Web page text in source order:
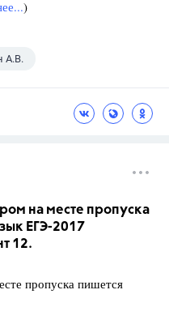
)
А.В.
на месте пропуска
ЕГЭ-2017
12.
пропуска пишется